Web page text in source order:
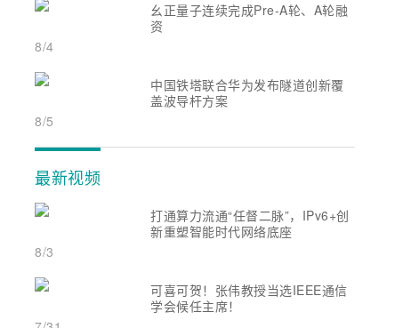
幺正量子连续完成Pre-A轮、A轮融
资
8/4
中国铁塔联合华为发布隧道创新覆
盖波导杆方案
8/5
最新视频
打通算力流通“任督二脉”，IPv6+创
新重塑智能时代网络底座
8/3
可喜可贺！张伟教授当选IEEE通信
学会候任主席！